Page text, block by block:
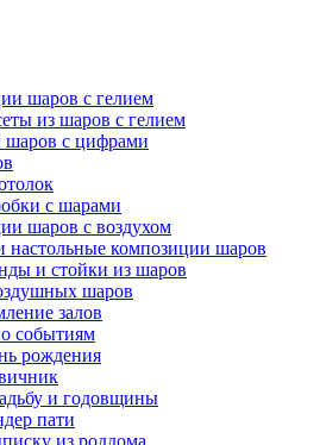
шаров с гелием
из шаров с гелием
с цифрами
с шарами
шаров с воздухом
настольные композиции шаров
и стойки из шаров
шаров
залов
событиям
рождения
и годовщины
пати
из роддома